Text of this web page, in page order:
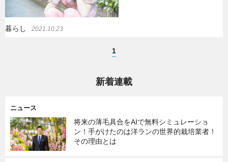
暮らし 2021.10.23
1
新着連載
ニュース
将来の薄毛具合をAIで無料シミュレーショ
ン！手がけたのは洋ランの世界的栽培業者！
その理由とは